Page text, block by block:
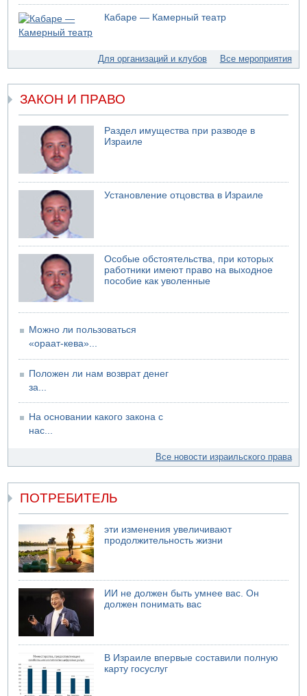
Министр обороны ушел с заседания кабинета на
свадьбу
Саудовская Аравия опасается нападения хуситов и
иракских ополченцев
07.08.2026 08:29
В Бат-Яме утонул мужчина
07.08.2026 08:29
Стрельба в школе Таиланда
07.08.2026 06:47
Недалеко от Бейт-Шемеша погиб велосипедист
07.08.2026 06:24
Саудовская Аравия сообщает о нападении хуситов
06.08.2026 13:43
И еще иранские агенты
Кабаре — Камерный театр
Для организаций и клубов Все мероприятия
ЗАКОН И ПРАВО
Раздел имущества при разводе в
Израиле
Установление отцовства в Израиле
Особые обстоятельства, при которых
работники имеют право на выходное
пособие как уволенные
Можно ли пользоваться
«ораат-кева»...
Положен ли нам возврат денег
за...
На основании какого закона с
нас...
Все новости израильского права
ПОТРЕБИТЕЛЬ
эти изменения увеличивают
продолжительность жизни
ИИ не должен быть умнее вас. Он
должен понимать вас
В Израиле впервые составили полную
карту госуслуг